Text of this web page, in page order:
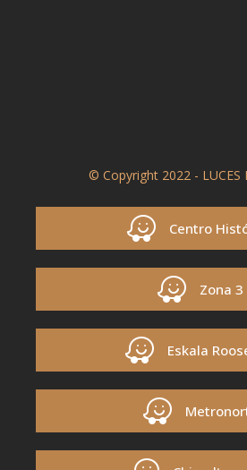
© Copyright 2022 - LUCES
Centro
Zona 3
Eskala